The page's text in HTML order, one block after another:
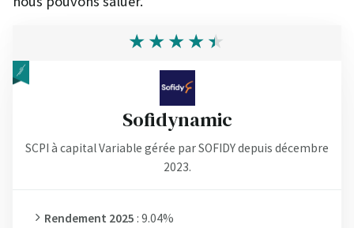
Sofidynamic
SCPI à capital Variable gérée par SOFIDY depuis décembre
2023.
Rendement 2025 : 9.04%